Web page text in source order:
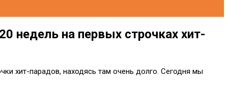
недель на первых строчках хит-
хит-парадов, находясь там очень долго. Сегодня мы